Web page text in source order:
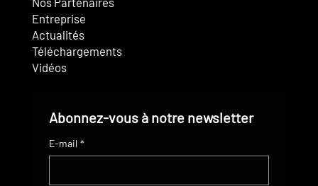
Entreprise
Actualités
Téléchargements
Vidéos
Abonnez-vous à notre newsletter
E-mail *